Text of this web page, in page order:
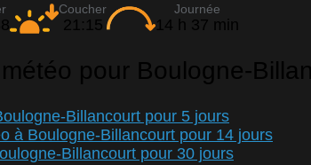
Coucher
21:15
Journée
14 h 37 min
pour Boulogne-
Billancourt pour 5 jours
à Boulogne-Billancourt pour 14 jours
Billancourt pour 30 jours